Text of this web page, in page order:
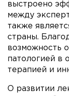
выстроено
между
также
страны.
возможность
патологией в
терапией и
О развитии